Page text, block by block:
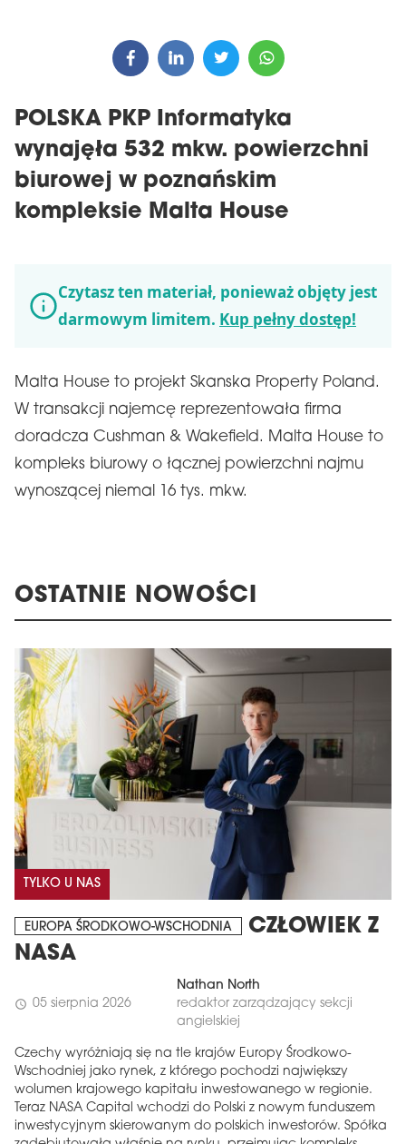
POLSKA PKP Informatyka
wynajęła 532 mkw. powierzchni
biurowej w poznańskim
kompleksie Malta House
Czytasz ten materiał, ponieważ objęty jest
darmowym limitem. Kup pełny dostęp!
Malta House to projekt Skanska Property Poland.
W transakcji najemcę reprezentowała firma
doradcza Cushman & Wakefield. Malta House to
kompleks biurowy o łącznej powierzchni najmu
wynoszącej niemal 16 tys. mkw.
OSTATNIE NOWOŚCI
TYLKO U NAS
EUROPA ŚRODKOWO-WSCHODNIA
CZŁOWIEK Z
NASA
schedule 05 sierpnia 2026
Nathan North
redaktor zarządzający sekcji
angielskiej
Czechy wyróżniają się na tle krajów Europy Środkowo-
Wschodniej jako rynek, z którego pochodzi największy
wolumen krajowego kapitału inwestowanego w regionie.
Teraz NASA Capital wchodzi do Polski z nowym funduszem
inwestycyjnym skierowanym do polskich inwestorów. Spółka